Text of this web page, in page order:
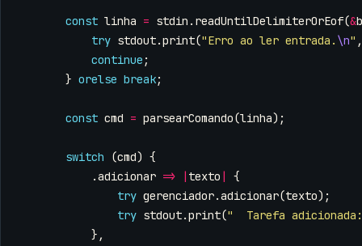
const linha = stdin . readUntilDelimiterOrEof(&
try stdout.print("Erro ao ler entrada. \n" ,
continue ;
} orelse break;
const cmd = parsearComando(linha);
switch (cmd) {
.adicionar => | texto |
{
try gerenciador.adicionar(texto);
try stdout.print("  Tarefa
},